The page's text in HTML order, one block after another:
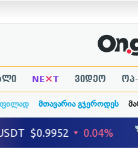
NE×T ვიდეო
მთავარია გჯეროდეს